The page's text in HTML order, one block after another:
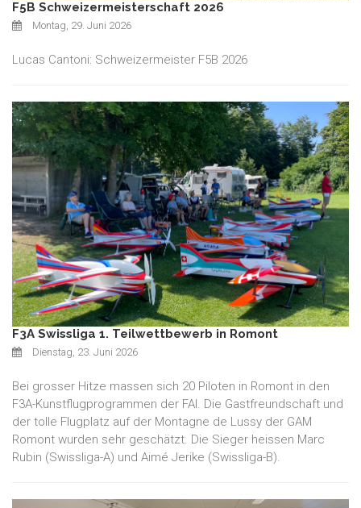
F5B Schweizermeisterschaft 2026
Montag, 29. Juni 2026
Lucas Cantoni: Schweizermeister F5B 2026
F3A Swissliga 1. Teilwettbewerb in Romont
Dienstag, 23. Juni 2026
Bei grosser Hitze massen sich 20 Piloten in Romont in den
F3A-Kunstflugprogrammen der FAI. Die Gastfreundschaft und
der tolle Flugplatz auf der Montagne de Lussy der GAM
Romont wurden sehr geschätzt. Die Sieger heissen Marc
Rubin (Swissliga-A) und Aimé Jerike (Swissliga-B).